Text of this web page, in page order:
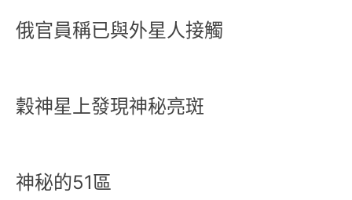
俄官員稱已與外星人接觸
穀神星上發現神秘亮斑
神秘的51區